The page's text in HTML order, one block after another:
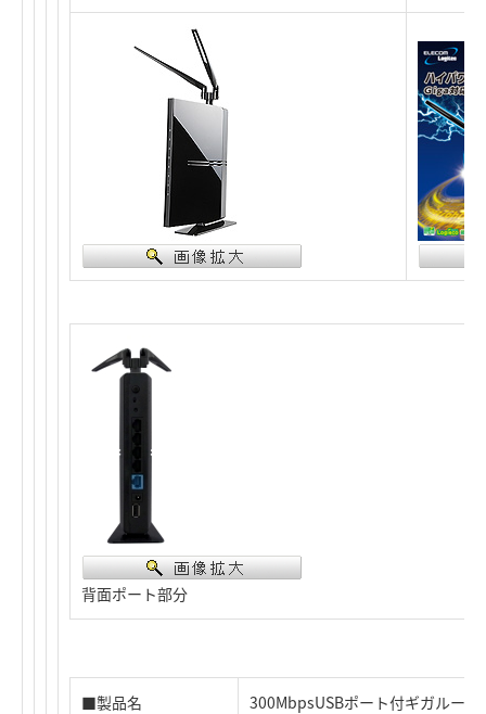
背面ポート部分
■製品名 300MbpsUSBポート付ギガルータ